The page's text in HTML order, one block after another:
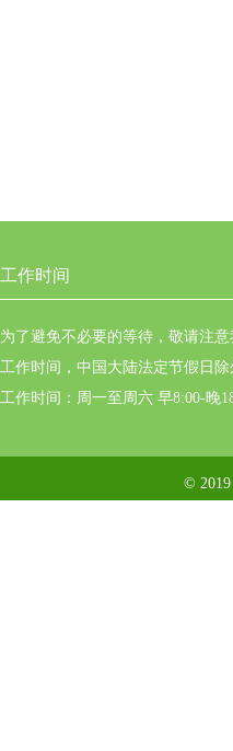
工作时间
为了避免不必要的等待，敬请注
工作时间，中国大陆法定节假日除
工作时间：周一至周六 早8:00-晚
©